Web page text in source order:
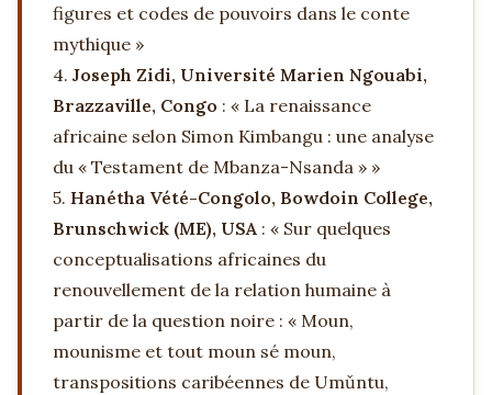
figures et codes de pouvoirs dans le conte
mythique »
4. Joseph Zidi, Université Marien Ngouabi,
Brazzaville, Congo : « La renaissance
africaine selon Simon Kimbangu : une analyse
du « Testament de Mbanza-Nsanda » »
5. Hanétha Vété-Congolo, Bowdoin College,
Brunschwick (ME), USA : « Sur quelques
conceptualisations africaines du
renouvellement de la relation humaine à
partir de la question noire : « Moun,
mounisme et tout moun sé moun,
transpositions caribéennes de Umǔntu,